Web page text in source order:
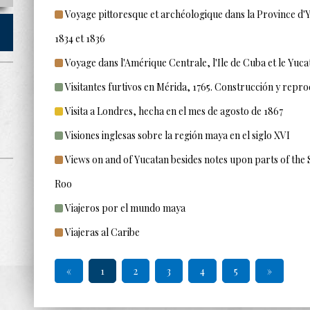
Voyage pittoresque et archéologique dans la Province
1834 et 1836
Voyage dans l'Amérique Centrale, l'Ile de Cuba et le
Visitantes furtivos en Mérida, 1765. Construcción y
Visita a Londres, hecha en el mes de agosto de 1867
Visiones inglesas sobre la región maya en el siglo XVI
Views on and of Yucatan besides notes upon parts of
Roo
Viajeros por el mundo maya
Viajeras al Caribe
« 1 2 3 4 5 »